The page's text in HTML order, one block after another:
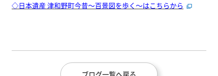
◇日本遺産 津和野町今昔～百景図を歩く～はこちらから
ブログ一覧へ戻る